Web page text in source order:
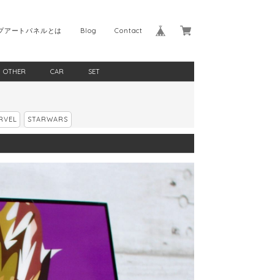
Contact
Blog
アートパネルとは
OTHER CAR SET
STARWARS